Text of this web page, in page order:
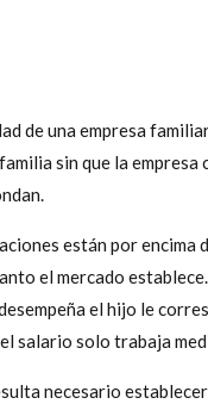
de una empresa
sin que la empresa
están por encima
el mercado
el hijo le
salario solo trabaja
necesario